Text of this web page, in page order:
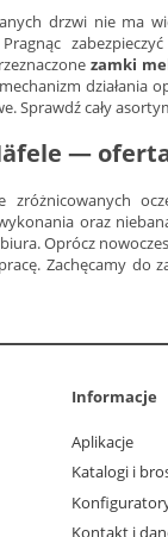
drzwi nie ma
zamki
działania
Sprawdź cały
—
zróżnicowanych
oraz
Oprócz
Zachęcamy do
Informacje
Aplikacje
Katalogi i
Kontakt i